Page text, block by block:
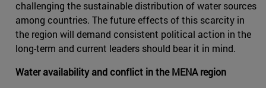
challenging the sustainable distribution of water sources
among countries. The future effects of this scarcity in
the region will demand consistent political action in the
long-term and current leaders should bear it in mind.
Water availability and conflict in the MENA region